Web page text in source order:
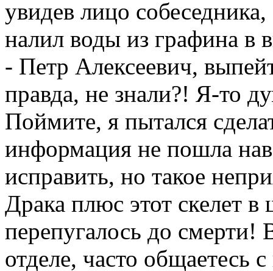
увидев лицо
налил воды из графина в
- Петр Алексеевич,
правда, не знали?! Я-то
Поймите, я пытался
информация не пошла
исправить, но такое
Драка плюс этот скелет
перепугалось до смерти!
отделе, часто общаетесь